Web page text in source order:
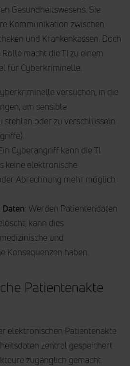
Gesundheitswesens. Sie
Kommunikation zwischen
und Krankenkassen. Doch
macht die TI zu einem
für Cyberkriminelle.
versuchen, in die
um sensible
stehlen oder zu verschlüsseln
Cyberangriff kann die TI
keine elektronische
Abrechnung mehr möglich
: Werden Patientendaten
kann dies
und
Konsequenzen haben.
Patientenakte
elektronischen Patientenakte
zentral gespeichert
zugänglich gemacht.